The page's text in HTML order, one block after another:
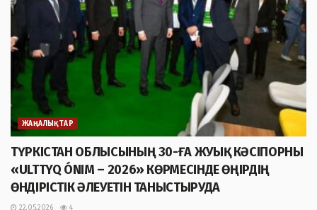
ЖАҢАЛЫҚТАР
ТҮРКІСТАН ОБЛЫСЫНЫҢ 30-ҒА ЖУЫҚ КӘСІПОРНЫ
«ULTTYQ ÓNIM – 2026» КӨРМЕСІНДЕ ӨҢІРДІҢ
ӨНДІРІСТІК ӘЛЕУЕТІН ТАНЫСТЫРУДА
22.05.2026 4